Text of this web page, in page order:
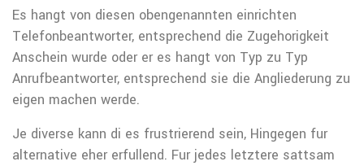
Es hangt von diesen obengenannten einrichten
Telefonbeantworter, entsprechend die Zugehorigkeit
Anschein wurde oder er es hangt von Typ zu Typ
Anrufbeantworter, entsprechend sie die Angliederung zu
eigen machen werde.
Je diverse kann di es frustrierend sein, Hingegen fur
alternative eher erfullend. Fur jedes letztere sattsam